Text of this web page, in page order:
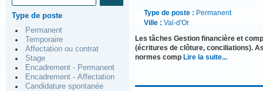
Type de poste
Permanent
Temporaire
Affectation ou contrat
Stage
Encadrement - Permanent
Encadrement - Affectation
Candidature spontanée
Type de poste : Permanent
Ville : Val-d'Or
Les tâches Gestion financière et
(écritures de clôture, conciliations).
normes comp Lire la suite...